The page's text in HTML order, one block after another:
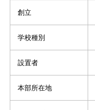
創立
学校種別
設置者
本部所在地